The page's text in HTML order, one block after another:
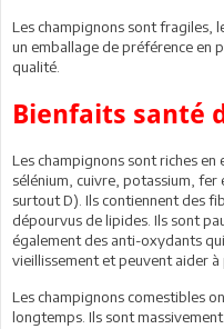
Les champignons sont fragiles,
un emballage de préférence en
qualité.
Bienfaits santé
Les champignons sont riches
sélénium, cuivre, potassium,
surtout D). Ils contiennent des
dépourvus de lipides. Ils sont
également des anti-oxydants
vieillissement et peuvent aider
Les champignons comestibles
longtemps. Ils sont